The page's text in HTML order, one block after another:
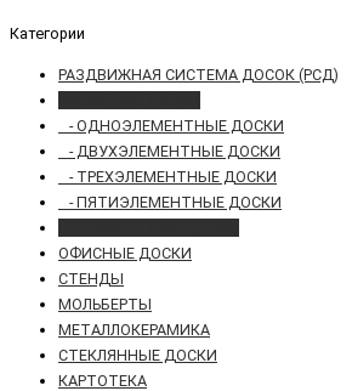
Категории
РАЗДВИЖНАЯ СИСТЕМА ДОСОК (РСД)
- ОДНОЭЛЕМЕНТНЫЕ ДОСКИ
- ДВУХЭЛЕМЕНТНЫЕ ДОСКИ
- ТРЕХЭЛЕМЕНТНЫЕ ДОСКИ
- ПЯТИЭЛЕМЕНТНЫЕ ДОСКИ
ОФИСНЫЕ ДОСКИ
СТЕНДЫ
МОЛЬБЕРТЫ
МЕТАЛЛОКЕРАМИКА
СТЕКЛЯННЫЕ ДОСКИ
КАРТОТЕКА